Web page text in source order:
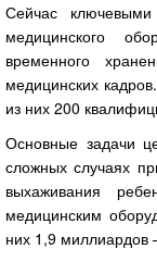
Сейчас ключевыми
медицинского
временного
медицинских
из них 200
Основные задачи
сложных случаях
выхаживания
медицинским
них 1,9